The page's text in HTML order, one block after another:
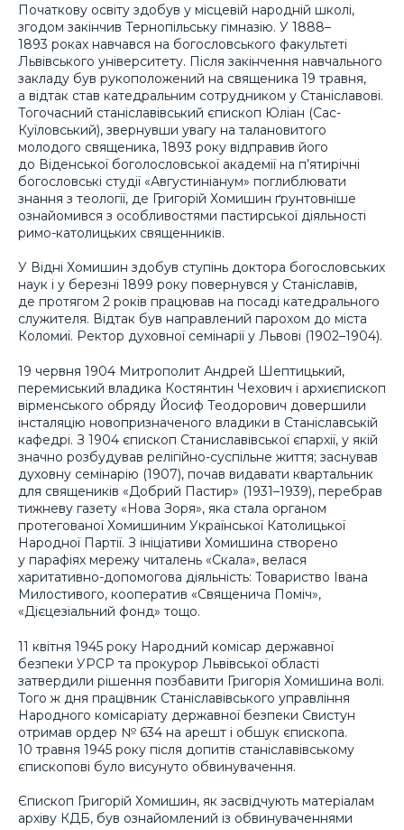
Початкову освіту здобув у місцевій народній школі,
згодом закінчив Тернопільську гімназію. У 1888–
1893 роках навчався на богословського факультеті
Львівського університету. Після закінчення навчального
закладу був рукоположений на священика 19 травня,
а відтак став катедральним сотрудником у Станіславові.
Тогочасний станіславівський єпископ Юліан (Сас-
Куїловський), звернувши увагу на талановитого
молодого священика, 1893 року відправив його
до Віденської боголословської академії на п’ятирічні
богословські студії «Августиніанум» поглиблювати
знання з теології, де Григорій Хомишин ґрунтовніше
ознайомився з особливостями пастирської діяльності
римо-католицьких священників.
У Відні Хомишин здобув ступінь доктора богословських
наук і у березні 1899 року повернувся у Станіславів,
де протягом 2 років працював на посаді катедрального
служителя. Відтак був направлений парохом до міста
Коломиї. Ректор духовної семінарії у Львові (1902–1904).
19 червня 1904 Митрополит Андрей Шептицький,
перемиський владика Костянтин Чехович і архиєпископ
вірменського обряду Йосиф Теодорович довершили
інсталяцію новопризначеного владики в Станіславській
кафедрі. З 1904 єпископ Станиславівської єпархії, у якій
значно розбудував релігійно-суспільне життя; заснував
духовну семінарію (1907), почав видавати квартальник
для священиків «Добрий Пастир» (1931–1939), перебрав
тижневу газету «Нова Зоря», яка стала органом
протегованої Хомишиним Української Католицької
Народної Партії. З ініціативи Хомишина створено
у парафіях мережу читалень «Скала», велася
харитативно-допомогова діяльність: Товариство Івана
Милостивого, кооператив «Священича Поміч»,
«Дієцезіальний фонд» тощо.
11 квітня 1945 року Народний комісар державної
безпеки УРСР та прокурор Львівської області
затвердили рішення позбавити Григорія Хомишина волі.
Того ж дня працівник Станіславівського управління
Народного комісаріату державної безпеки Свистун
отримав ордер № 634 на арешт і обшук єпископа.
10 травня 1945 року після допитів станіславівському
єпископові було висунуто обвинувачення.
Єпископ Григорій Хомишин, як засвідчують матеріалам
архіву КДБ, був ознайомлений із обвинуваченнями